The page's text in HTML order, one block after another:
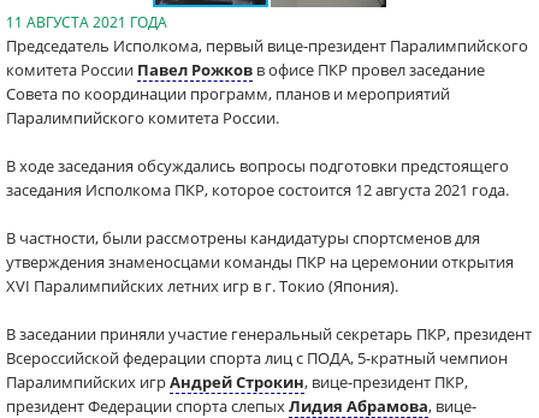
11 АВГУСТА 2021 ГОДА
Председатель Исполкома, первый вице-президент Паралимпийского
комитета России Павел Рожков в офисе ПКР провел заседание
Совета по координации программ, планов и мероприятий
Паралимпийского комитета России.
В ходе заседания обсуждались вопросы подготовки предстоящего
заседания Исполкома ПКР, которое состоится 12 августа 2021 года.
В частности, были рассмотрены кандидатуры спортсменов для
утверждения знаменосцами команды ПКР на церемонии открытия
XVI Паралимпийских летних игр в г. Токио (Япония).
В заседании приняли участие генеральный секретарь ПКР, президент
Всероссийской федерации спорта лиц с ПОДА, 5-кратный чемпион
Паралимпийских игрАндрей Строкин, вице-президент ПКР,
президент Федерации спорта слепыхЛидия Абрамова, вице-